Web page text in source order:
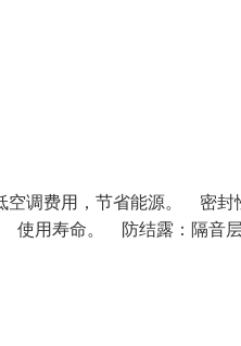
调费用，节省能源。 密
用寿命。 防结露：隔音